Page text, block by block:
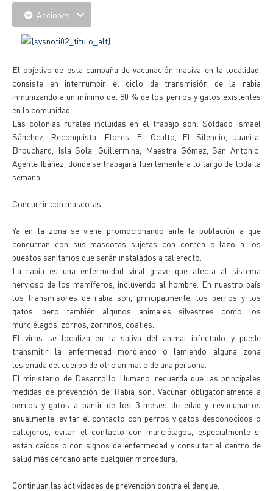
Acciones
El objetivo de esta campaña de vacunación masiva en la localidad,
consiste en interrumpir el ciclo de transmisión de la rabia
inmunizando a un mínimo del 80 % de los perros y gatos existentes
en la comunidad.
Las colonias rurales incluidas en el trabajo son: Soldado Ismael
Sánchez, Reconquista, Flores, El Oculto, El Silencio, Juanita,
Brouchard, Isla Sola, Guillermina, Maestra Gómez, San Antonio,
Agente Ibáñez, donde se trabajará fuertemente a lo largo de toda la
semana.
Concurrir con mascotas
Ya en la zona se viene promocionando ante la población a que
concurran con sus mascotas sujetas con correa o lazo a los
puestos sanitarios que serán instalados a tal efecto.
La rabia es una enfermedad viral grave que afecta al sistema
nervioso de los mamíferos, incluyendo al hombre. En nuestro país
los transmisores de rabia son, principalmente, los perros y los
gatos, pero también algunos animales silvestres como los
murciélagos, zorros, zorrinos, coaties.
El virus se localiza en la saliva del animal infectado y puede
transmitir la enfermedad mordiendo o lamiendo alguna zona
lesionada del cuerpo de otro animal o de una persona.
El ministerio de Desarrollo Humano, recuerda que las principales
medidas de prevención de Rabia son: Vacunar obligatoriamente a
perros y gatos a partir de los 3 meses de edad y revacunarlos
anualmente, evitar el contacto con perros y gatos desconocidos o
callejeros, evitar el contacto con murciélagos, especialmente si
están caídos o con signos de enfermedad y consultar al centro de
salud más cercano ante cualquier mordedura.
Continúan las actividades de prevención contra el dengue.